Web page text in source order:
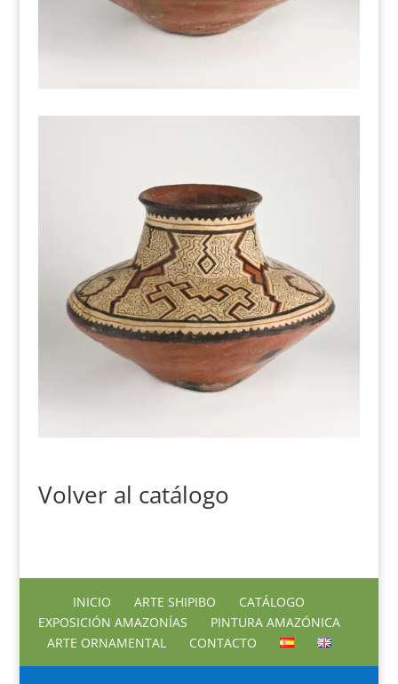
Volver al catálogo
INICIO ARTE SHIPIBO
CATÁLOGO
EXPOSICIÓN AMAZONÍAS
PINTURA AMAZÓNICA
ARTE ORNAMENTAL
CONTACTO